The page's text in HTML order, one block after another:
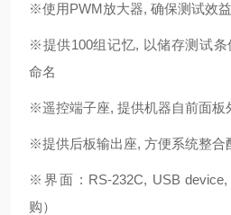
※使用PWM放大器, 确保测试效
※提供100组记忆, 以储存测试
命名
※遥控端子座, 提供机器自前面板
※提供后板输出座, 方便系统整合
※界面 : RS-232C, USB
购）